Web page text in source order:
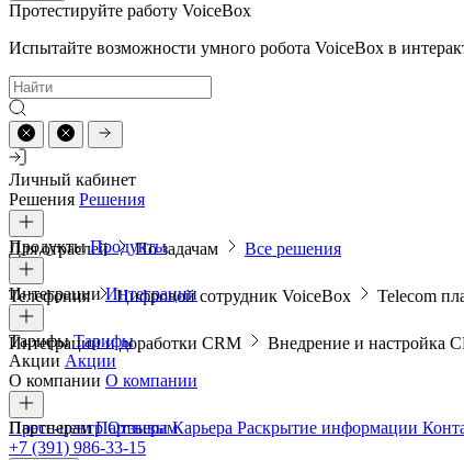
Протестируйте работу VoiceBox
Испытайте возможности умного робота VoiceBox в
Личный кабинет
Решения Решения
Для отраслей По задачам Все решения
ПродуктыПродукты
Телефония Цифровой сотрудник VoiceBox Telecom
ИнтеграцииИнтеграции
Интеграции и доработки CRM Внедрение и настройка
ТарифыТарифы
Акции Акции
О компании О компании
Пресс-центрОтзывыКарьера Раскрытие информации
ПартнерамПартнерам
+7 (391) 986-33-15